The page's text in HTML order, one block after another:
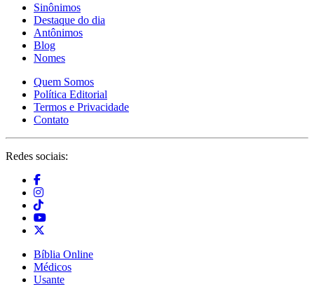
Sinônimos
Destaque do dia
Antônimos
Blog
Nomes
Quem Somos
Política Editorial
Termos e Privacidade
Contato
Redes sociais:
Bíblia Online
Médicos
Usante